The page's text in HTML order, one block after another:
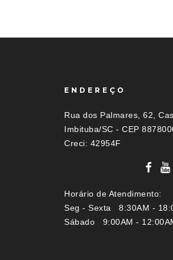
ENDEREÇO
Rua dos Palmares, 62,
Imbituba/SC - CEP
Creci: 42954F
Horário de Atendimento:
Seg - Sexta 8:30AM -
Sábado 9:00AM -